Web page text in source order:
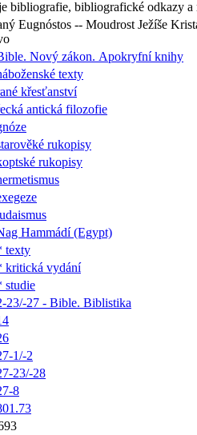
bibliografie, bibliografické odkazy a
Eugnóstos -- Moudrost Ježíše
Nový zákon. Apokryfní knihy
texty
křesťanství
antická filozofie
rukopisy
rukopisy
Hammádí (Egypt)
texty
kritická vydání
studie
23/-27 - Bible. Biblistika
1/-2
23/-28
8